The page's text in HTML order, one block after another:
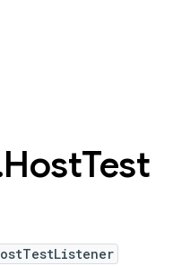
HostTest